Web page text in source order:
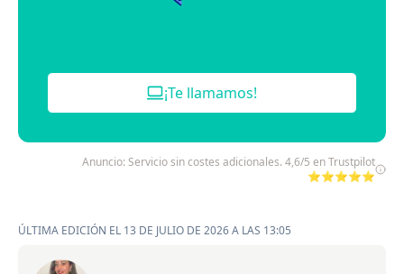
¡Te llamamos!
Anuncio: Servicio sin costes adicionales. 4,6/5 en Trustpilot
⭐⭐⭐⭐⭐
ÚLTIMA EDICIÓN EL 13 DE JULIO DE 2026 A LAS 13:05